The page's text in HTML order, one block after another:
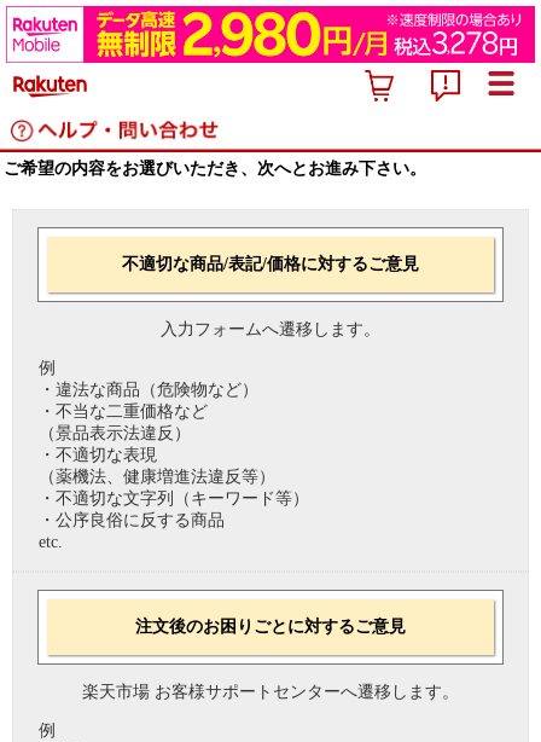
ご希望の内容をお選びいただき、次へとお進み下さい。
不適切な商品/表記/価格に対するご意見
入力フォームへ遷移します。
例
・違法な商品（危険物など）
・不当な二重価格など
（景品表示法違反）
・不適切な表現
（薬機法、健康増進法違反等）
・不適切な文字列（キーワード等）
・公序良俗に反する商品
etc.
注文後のお困りごとに対するご意見
楽天市場 お客様サポートセンターへ遷移します。
例